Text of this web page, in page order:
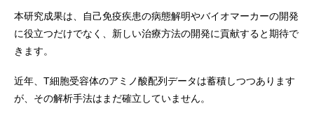
本研究成果は、自己免疫疾患の病態解明やバイオマーカーの開発
に役立つだけでなく、新しい治療方法の開発に貢献すると期待で
きます。
近年、T細胞受容体のアミノ酸配列データは蓄積しつつあります
が、その解析手法はまだ確立していません。